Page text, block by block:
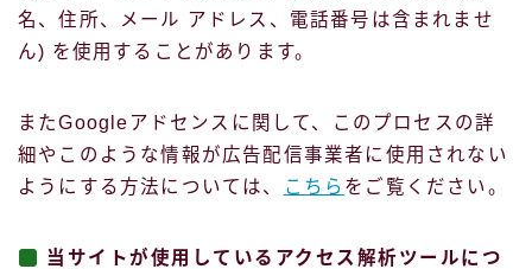
名、住所、メール アドレス、電話番号は含まれませ
ん) を使用することがあります。
またGoogleアドセンスに関して、このプロセスの詳
細やこのような情報が広告配信事業者に使用されない
ようにする方法については、
こちら をご覧ください。
当サイトが使用しているアクセス解析ツールにつ